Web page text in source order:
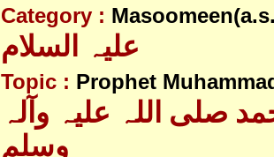
Category :
Topic : Prophet
صلی اللہ علیہ وآلہ
وسلم